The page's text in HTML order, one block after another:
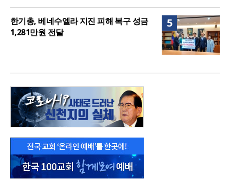
5
한기총, 베네수엘라 지진 피해 복구 성금
1,281만원 전달